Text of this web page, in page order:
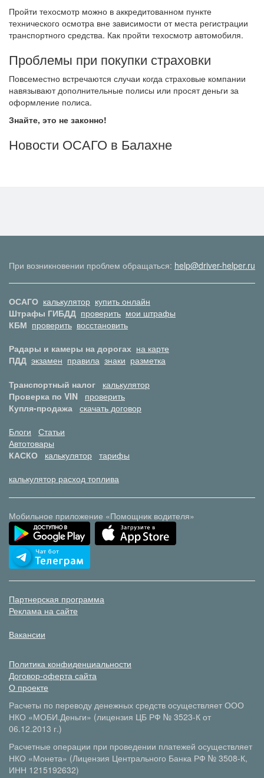
Пройти техосмотр можно в аккредитованном пункте
технического осмотра вне зависимости от места регистрации
транспортного средства. Как пройти техосмотр автомобиля.
Проблемы при покупки страховки
Повсеместно встречаются случаи когда страховые компании
навязывают дополнительные полисы или просят деньги за
оформление полиса.
Знайте, это не законно!
Новости ОСАГО в Балахне
При возникновении проблем обращаться: help@driver-helper.ru
ОСАГО калькулятор купить онлайн
Штрафы ГИБДД проверить мои штрафы
КБМ проверить восстановить
Радары и камеры на дорогах на карте
ПДД экзамен правила знаки разметка
Транспортный налог
калькулятор
Проверка по VIN
проверить
Купля-продажа скачать договор
Блоги
Статьи
Автотовары
КАСКО
калькулятор тарифы
калькулятор расход топлива
Мобильное приложение «Помощник водителя»
Партнерская программа
Реклама на сайте
Вакансии
Политика конфиденциальности
Договор-оферта сайта
О проекте
Расчеты по переводу денежных средств осуществляет ООО
НКО «МОБИ.Деньги» (лицензия ЦБ РФ № 3523-К от
06.12.2013 г.)
Расчетные операции при проведении платежей осуществляет
НКО «Монета» (Лицензия Центрального Банка РФ № 3508-К,
ИНН 1215192632)